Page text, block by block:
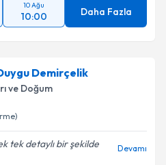
10 Ağu
10:00 Daha Fazla
Demirçelik
ve Doğum
tek detaylı bir şekilde
Devamı